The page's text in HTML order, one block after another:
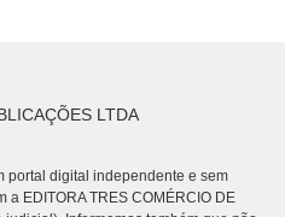
LTDA
portal digital independente e sem
EDITORA TRES COMÉRCIO DE